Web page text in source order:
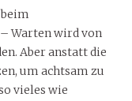
Warten wird von
Aber anstatt die
um achtsam zu
vieles wie